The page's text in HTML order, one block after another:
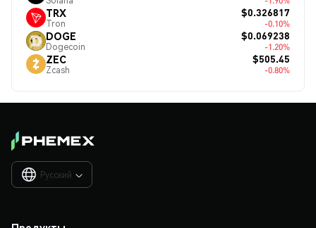
TRX
Tron
$0.326817
-0.10%
DOGE
Dogecoin
$0.069238
-1.20%
ZEC
Zcash
$505.45
-0.80%
Русский 